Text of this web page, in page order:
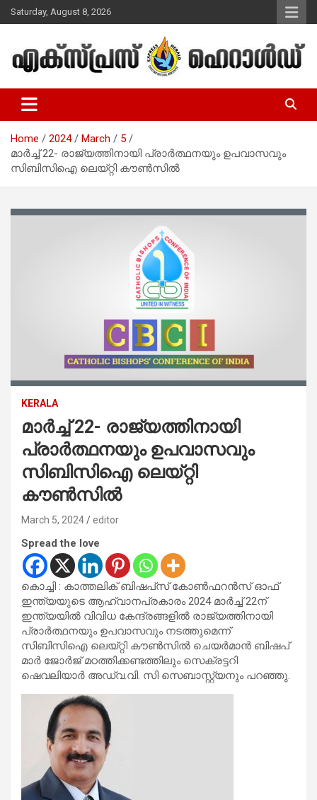
Skip
to
Saturday, August 8, 2026
Express Herald – Malayalam
Christian News
Home 2024 March
5
മാര്‍ച്ച് 22- രാജ്യത്തിനായി പ്രാര്‍ത്ഥനയും ഉപവാസവും
സിബിസിഐ ലെയ്റ്റി കൗണ്‍സില്‍
KERALA
മാര്‍ച്ച് 22- രാജ്യത്തിനായി
പ്രാര്‍ത്ഥനയും ഉപവാസവും
സിബിസിഐ ലെയ്റ്റി
കൗണ്‍സില്‍
March 5, 2024 editor
Spread the love
കൊച്ചി : കാത്തലിക് ബിഷപ്‌സ് കോണ്‍ഫറന്‍സ് ഓഫ്
ഇന്ത്യയുടെ ആഹ്വാനപ്രകാരം 2024 മാര്‍ച്ച് 22ന്
ഇന്ത്യയിൽ വിവിധ കേന്ദ്രങ്ങളിൽ രാജ്യത്തിനായി
പ്രാര്‍ത്ഥനയും ഉപവാസവും നടത്തുമെന്ന്
സിബിസിഐ ലെയ്റ്റി കൗണ്‍സില്‍ ചെയര്‍മാന്‍ ബിഷപ്
മാര്‍ ജോര്‍ജ് മഠത്തിക്കണ്ടത്തിലും സെക്രട്ടറി
ഷെവലിയാര്‍ അഡ്വ.വി. സി സെബാസ്റ്റ്യനും പറഞ്ഞു.